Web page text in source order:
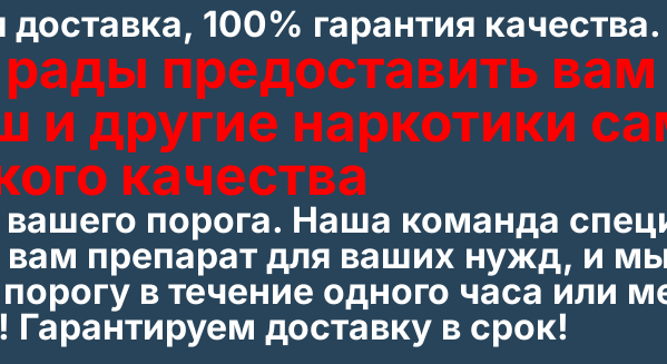
100% гарантия качества.
предоставить
и другие наркотики
качества
порога. Наша команда
препарат для ваших нужд, и
в течение одного часа или
Гарантируем доставку в срок!